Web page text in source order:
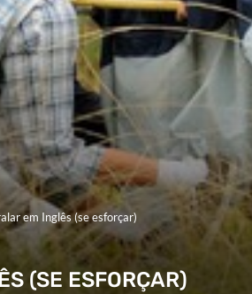
em Inglês (se esforçar)
(SE ESFORÇAR)